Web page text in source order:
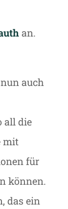
an.
auch
all die
mit
für
können.
das ein